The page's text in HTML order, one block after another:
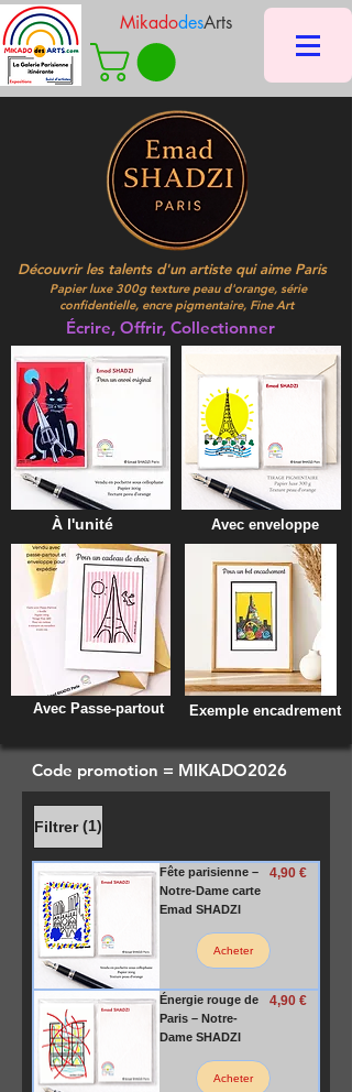
MikadodesArts
Découvrir les talents d'un artiste qui aime Paris
Papier luxe 300g texture peau d'orange, série
confidentielle, encre pigmentaire, Fine Art
Écrire, Offrir, Collectionner
À l'unité Avec enveloppe
Avec Passe-partout Exemple encadrement
Code promotion = MIKADO2026
Filtrer (1)
Fête parisienne –
Notre-Dame carte
Emad SHADZI
Prix
4,90 €
Acheter
Énergie rouge de
Paris – Notre-
Dame SHADZI
Prix
4,90 €
Acheter